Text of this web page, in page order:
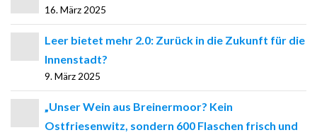
16. März 2025
Leer bietet mehr 2.0: Zurück in die Zukunft für die
Innenstadt?
9. März 2025
„Unser Wein aus Breinermoor? Kein
Ostfriesenwitz, sondern 600 Flaschen frisch und